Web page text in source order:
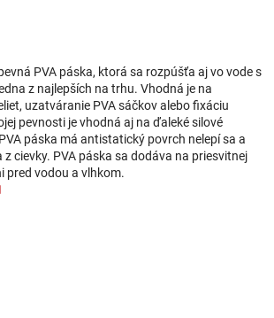
PVA páska, ktorá sa rozpúšťa aj vo vode s
z najlepších na trhu. Vhodná je na
uzatváranie PVA sáčkov alebo fixáciu
pevnosti je vhodná aj na ďaleké silové
páska má antistatický povrch nelepí sa a
cievky. PVA páska sa dodáva na priesvitnej
pred vodou a vlhkom.